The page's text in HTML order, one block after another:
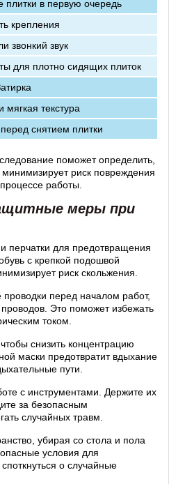
в первую очередь
крепления
звонкий звук
для плотно сидящих плиток
мягкая текстура
снятием плитки
поможет определить,
риск повреждения
работы.
меры при
перчатки для предотвращения
с крепкой подошвой
риск скольжения.
перед началом работ,
Это поможет избежать
током.
снизить концентрацию
маски предотвратит вдыхание
пути.
с инструментами. Держите их
за безопасным
случайных травм.
убирая со стола и пола
условия для
о случайные